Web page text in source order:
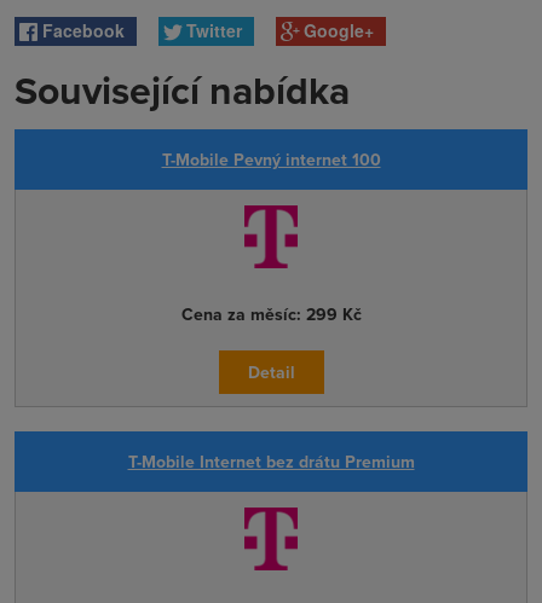
Facebook Twitter Google+
Související nabídka
T-Mobile Pevný internet 100
Cena za měsíc: 299 Kč
Detail
T-Mobile Internet bez drátu Premium